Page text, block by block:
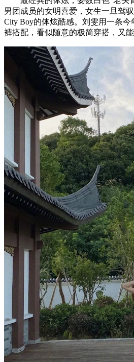
男团成员的女明喜爱，女生一旦驾
City Boy的体炫酷感。刘雯用一条
裤搭配，看似随意的极简穿搭，又能